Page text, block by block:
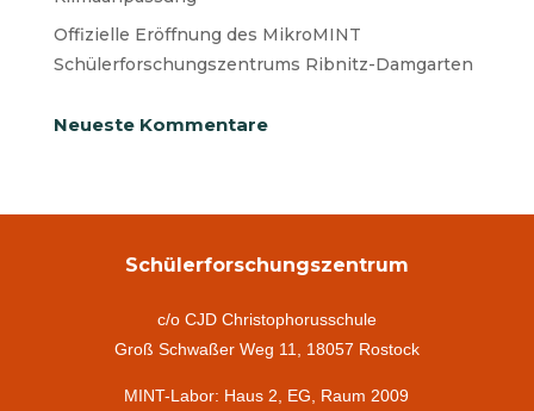
Offizielle Eröffnung des MikroMINT
Schülerforschungszentrums Ribnitz-Damgarten
Neueste Kommentare
Schülerforschungszentrum
c/o CJD Christophorusschule
Groß Schwaßer Weg 11, 18057 Rostock
MINT-Labor: Haus 2, EG, Raum 2009